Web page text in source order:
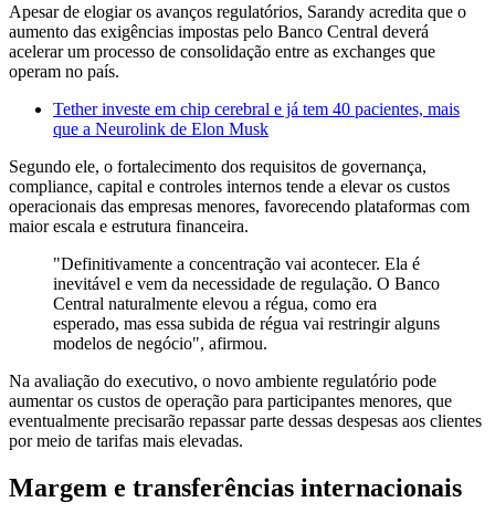
Apesar de elogiar os avanços regulatórios, Sarandy acredita que o
aumento das exigências impostas pelo Banco Central deverá
acelerar um processo de consolidação entre as exchanges que
operam no país.
Tether investe em chip cerebral e já tem 40 pacientes, mais
que a Neurolink de Elon Musk
Segundo ele, o fortalecimento dos requisitos de governança,
compliance, capital e controles internos tende a elevar os custos
operacionais das empresas menores, favorecendo plataformas com
maior escala e estrutura financeira.
"Definitivamente a concentração vai acontecer. Ela é
inevitável e vem da necessidade de regulação. O Banco
Central naturalmente elevou a régua, como era
esperado, mas essa subida de régua vai restringir alguns
modelos de negócio", afirmou.
Na avaliação do executivo, o novo ambiente regulatório pode
aumentar os custos de operação para participantes menores, que
eventualmente precisarão repassar parte dessas despesas aos clientes
por meio de tarifas mais elevadas.
Margem e transferências internacionais